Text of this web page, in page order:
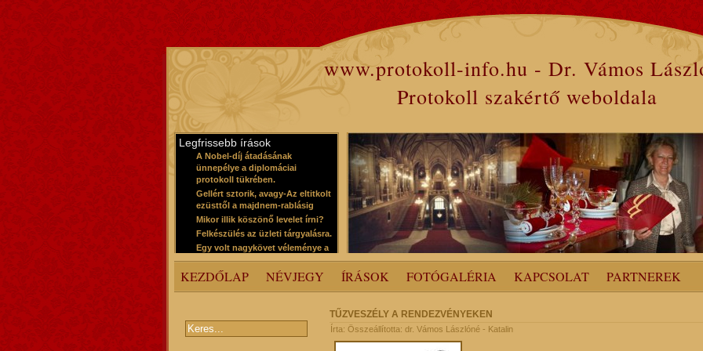
www.protokoll-info.hu - Dr. Vámos
Protokoll szakértő weboldala
Legfrissebb írások
A Nobel-díj átadásának
ünnepélye a diplomáciai
protokoll tükrében.
Gellért sztorik, avagy-Az eltitkolt
ezüsttől a majdnem-rablásig
Mikor illik köszönő levelet írni?
Felkészülés az üzleti tárgyalásra.
Egy volt nagykövet véleménye a
protokollról
KEZDŐLAP NÉVJEGY ÍRÁSOK FOTÓGALÉRIA KAPCSOLAT PARTNEREK
TŰZVESZÉLY A RENDEZVÉNYEKEN
Írta: Összeállította: dr. Vámos Lászlóné - Katalin